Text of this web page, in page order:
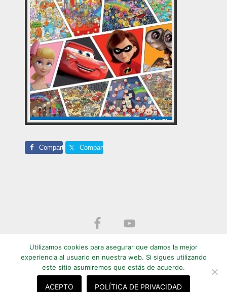
Comparte Comparte
2014 - 2026 | +QCine | El cine es nuestra pasión
Aviso legal
Privacidad|Política de cookies
Utilizamos cookies para asegurar que damos la mejor
experiencia al usuario en nuestra web. Si sigues utilizando
este sitio asumiremos que estás de acuerdo.
ACEPTO POLÍTICA DE PRIVACIDAD